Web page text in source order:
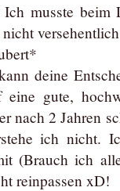
musste beim
deine
gute,
nach 2 Jahren
ich nicht.
(Brauch ich
reinpassen xD!